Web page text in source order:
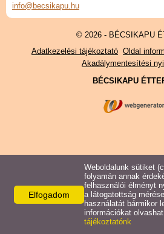
Itallap
info@becsikapu.hu
© 2026 - BÉCSIKAPU
Adatkezelési tájékoztató Oldal
Akadálymentesítési
BÉCSIKAPU
Elfogadom
Weboldalunk sütiket
folyamán annak
felhasználói élményt
a látogatottság
használatát bármikor
információkat
tájékoztatónk